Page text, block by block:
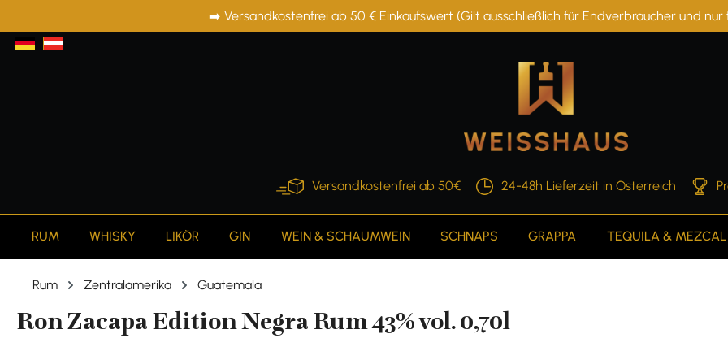
Zur Hauptnavigation springen➡️ Versandkostenfrei ab 50 € Einkaufswert (Gilt ausschließlich für Endverbraucher und
Versandkostenfrei ab 50€ 24-48h Lieferzeit in Österreich
RUM WHISKY LIKÖR GIN WEIN & SCHAUMWEIN SCHNAPS GRAPPA TEQUILA & MEZCAL
Rum Zentralamerika Guatemala
Ron Zacapa Edition Negra Rum 43% vol. 0,70l